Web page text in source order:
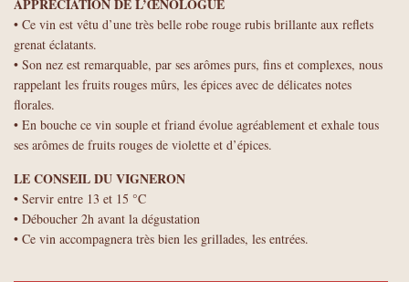
APPRÉCIATION DE L’ŒNOLOGUE
• Ce vin est vêtu d’une très belle robe rouge rubis brillante aux reflets
grenat éclatants.
• Son nez est remarquable, par ses arômes purs, fins et complexes, nous
rappelant les fruits rouges mûrs, les épices avec de délicates notes
florales.
• En bouche ce vin souple et friand évolue agréablement et exhale tous
ses arômes de fruits rouges de violette et d’épices.
LE CONSEIL DU VIGNERON
• Servir entre 13 et 15 °C
• Déboucher 2h avant la dégustation
• Ce vin accompagnera très bien les grillades, les entrées.